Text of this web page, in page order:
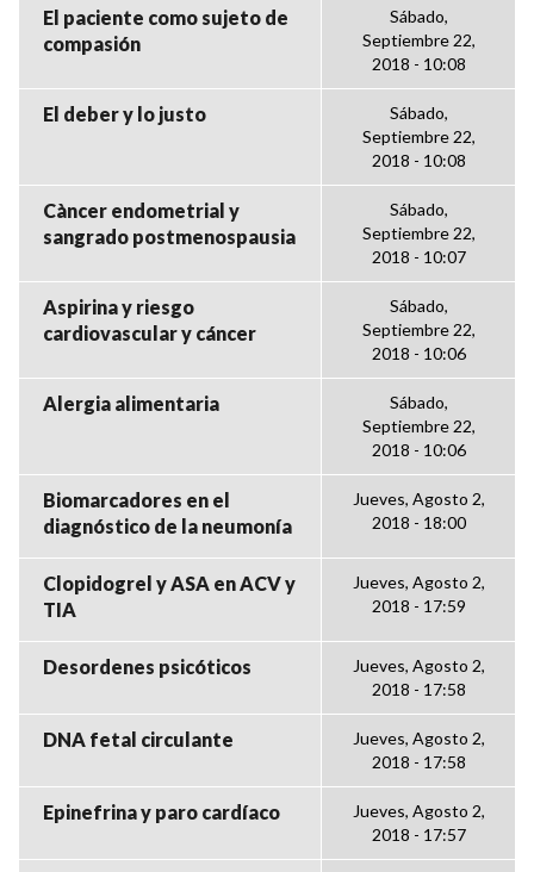
El paciente como sujeto de
compasión
Sábado,
Septiembre 22,
2018 - 10:08
El deber y lo justo
Sábado,
Septiembre 22,
2018 - 10:08
Càncer endometrial y
sangrado postmenospausia
Sábado,
Septiembre 22,
2018 - 10:07
Aspirina y riesgo
cardiovascular y cáncer
Sábado,
Septiembre 22,
2018 - 10:06
Alergia alimentaria
Sábado,
Septiembre 22,
2018 - 10:06
Biomarcadores en el
diagnóstico de la neumonía
Jueves, Agosto 2,
2018 - 18:00
Clopidogrel y ASA en ACV y
TIA
Jueves, Agosto 2,
2018 - 17:59
Desordenes psicóticos
Jueves, Agosto 2,
2018 - 17:58
DNA fetal circulante
Jueves, Agosto 2,
2018 - 17:58
Epinefrina y paro cardíaco
Jueves, Agosto 2,
2018 - 17:57